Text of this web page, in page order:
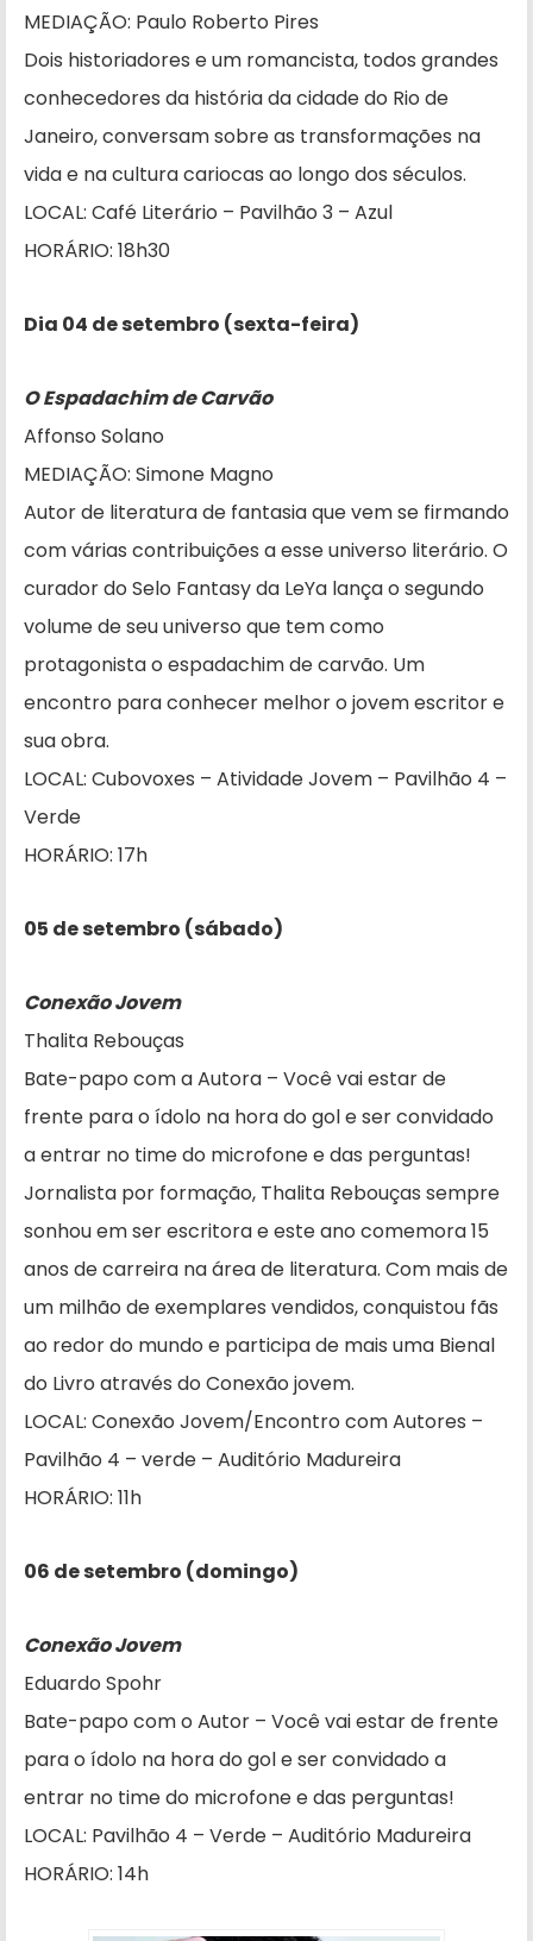
MEDIAÇÃO: Paulo Roberto Pires
Dois historiadores e um romancista, todos grandes
conhecedores da história da cidade do Rio de
Janeiro, conversam sobre as transformações na
vida e na cultura cariocas ao longo dos séculos.
LOCAL: Café Literário – Pavilhão 3 – Azul
HORÁRIO: 18h30
Dia 04 de setembro (sexta-feira)
O Espadachim de Carvão
Affonso Solano
MEDIAÇÃO: Simone Magno
Autor de literatura de fantasia que vem se firmando
com várias contribuições a esse universo literário. O
curador do Selo Fantasy da LeYa lança o segundo
volume de seu universo que tem como
protagonista o espadachim de carvão. Um
encontro para conhecer melhor o jovem escritor e
sua obra.
LOCAL: Cubovoxes – Atividade Jovem – Pavilhão 4 –
Verde
HORÁRIO: 17h
05 de setembro (sábado)
Conexão Jovem
Thalita Rebouças
Bate-papo com a Autora – Você vai estar de
frente para o ídolo na hora do gol e ser convidado
a entrar no time do microfone e das perguntas!
Jornalista por formação, Thalita Rebouças sempre
sonhou em ser escritora e este ano comemora 15
anos de carreira na área de literatura. Com mais de
um milhão de exemplares vendidos, conquistou fãs
ao redor do mundo e participa de mais uma Bienal
do Livro através do Conexão jovem.
LOCAL: Conexão Jovem/Encontro com Autores –
Pavilhão 4 – verde – Auditório Madureira
HORÁRIO: 11h
06 de setembro (domingo)
Conexão Jovem
Eduardo Spohr
Bate-papo com o Autor – Você vai estar de frente
para o ídolo na hora do gol e ser convidado a
entrar no time do microfone e das perguntas!
LOCAL: Pavilhão 4 – Verde – Auditório Madureira
HORÁRIO: 14h